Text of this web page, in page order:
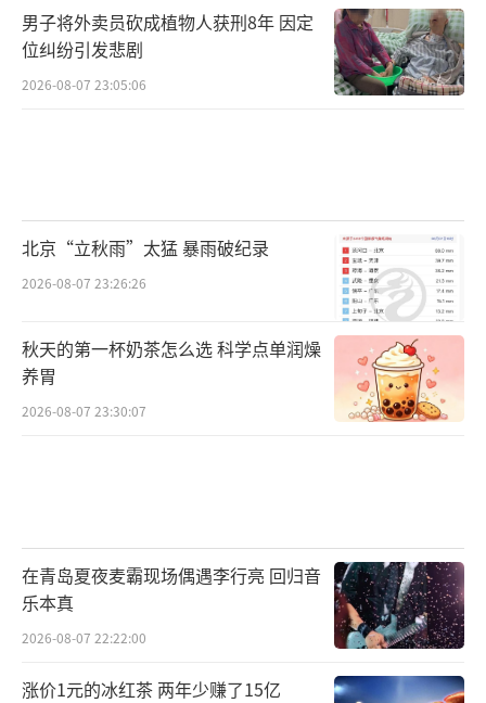
男子将外卖员砍成植物人获刑8年 因定
位纠纷引发悲剧
2026-08-07 23:05:06
北京“立秋雨”太猛 暴雨破纪录
2026-08-07 23:26:26
秋天的第一杯奶茶怎么选 科学点单润燥
养胃
2026-08-07 23:30:07
在青岛夏夜麦霸现场偶遇李行亮 回归音
乐本真
2026-08-07 22:22:00
涨价1元的冰红茶 两年少赚了15亿